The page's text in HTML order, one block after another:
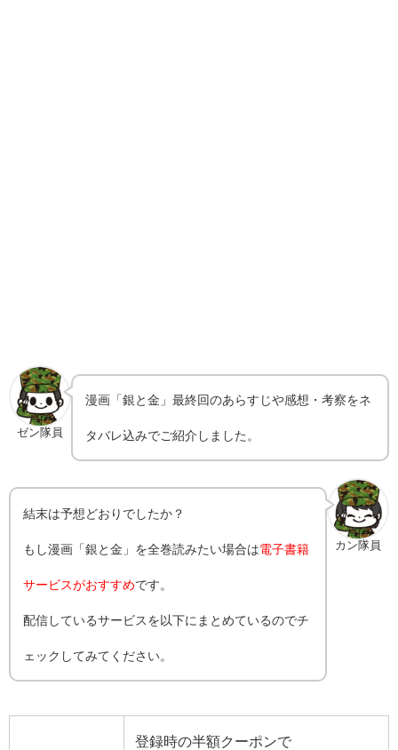
ゼン隊員
漫画「銀と金」最終回のあらすじや感想・考察をネ
タバレ込みでご紹介しました。
カン隊員
結末は予想どおりでしたか？
もし漫画「銀と金」を全巻読みたい場合は電子書籍
サービスがおすすめです。
配信しているサービスを以下にまとめているのでチ
ェックしてみてください。
登録時の半額クーポンで